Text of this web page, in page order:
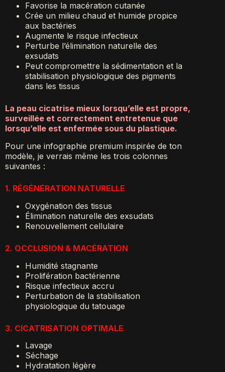
Favorise la macération cutanée
Crée un milieu chaud et humide propice
aux bactéries
Augmente le risque infectieux
Perturbe l’élimination naturelle des
exsudats
Peut compromettre la sédimentation et la
stabilisation physiologique des pigments
dans les tissus
La peau cicatrise mieux lorsqu’elle est propre,
surveillée et correctement entretenue que
lorsqu’elle est enfermée sous du plastique.
Pour une infographie premium inspirée de ton
modèle, je verrais même les trois colonnes
suivantes :
1. RÉGÉNÉRATION NATURELLE
Oxygénation des tissus
Élimination naturelle des exsudats
Renouvellement cellulaire
2. OCCLUSION & MACÉRATION
Humidité stagnante
Prolifération bactérienne
Risque infectieux accru
Perturbation de la stabilisation
physiologique du tatouage
3. CICATRISATION OPTIMALE
Lavage
Séchage
Hydratation légère